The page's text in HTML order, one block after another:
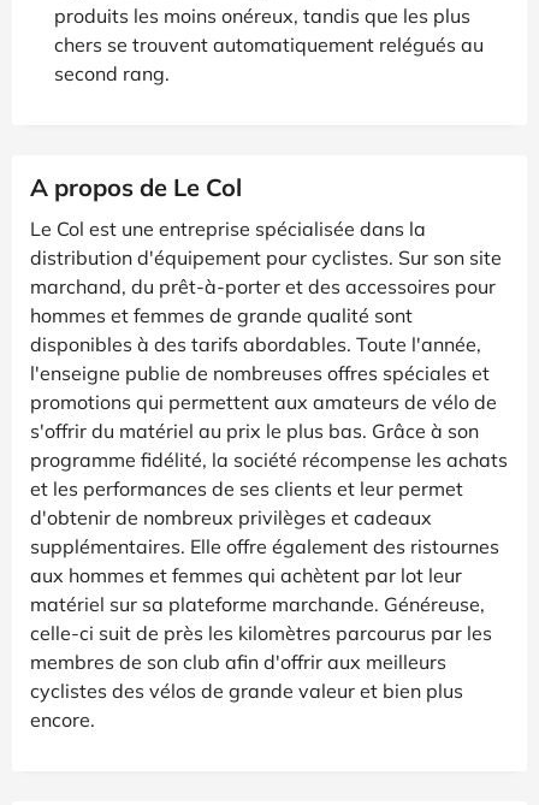
produits les moins onéreux, tandis que les plus
chers se trouvent automatiquement relégués au
second rang.
A propos de Le Col
Le Col est une entreprise spécialisée dans la
distribution d'équipement pour cyclistes. Sur son site
marchand, du prêt-à-porter et des accessoires pour
hommes et femmes de grande qualité sont
disponibles à des tarifs abordables. Toute l'année,
l'enseigne publie de nombreuses offres spéciales et
promotions qui permettent aux amateurs de vélo de
s'offrir du matériel au prix le plus bas. Grâce à son
programme fidélité, la société récompense les achats
et les performances de ses clients et leur permet
d'obtenir de nombreux privilèges et cadeaux
supplémentaires. Elle offre également des ristournes
aux hommes et femmes qui achètent par lot leur
matériel sur sa plateforme marchande. Généreuse,
celle-ci suit de près les kilomètres parcourus par les
membres de son club afin d'offrir aux meilleurs
cyclistes des vélos de grande valeur et bien plus
encore.